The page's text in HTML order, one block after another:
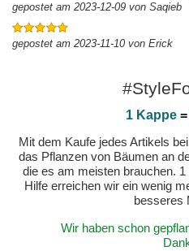
gepostet am 2023-12-09 von Saqieb
gepostet am 2023-11-10 von Erick
1 Kappe =
Mit dem Kaufe jedes Artikels
das Pflanzen von Bäumen an
die es am meisten brauchen.
Hilfe erreichen wir ein wenig
besseres
Wir haben schon